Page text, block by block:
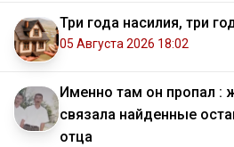
Три года насилия, три
05 Августа 2026 18:02
Именно там он пропал :
связала найденные
отца